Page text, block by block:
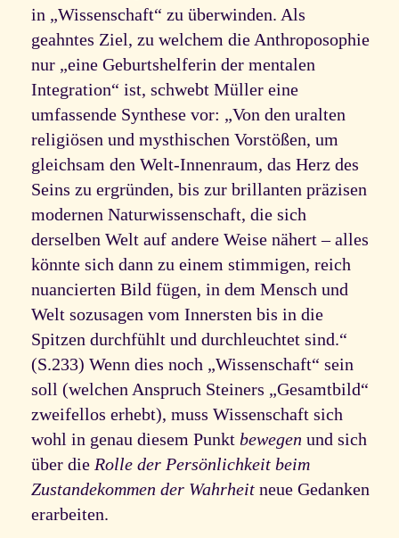
in „Wissenschaft“ zu überwinden. Als
geahntes Ziel, zu welchem die Anthroposophie
nur „eine Geburtshelferin der mentalen
Integration“ ist, schwebt Müller eine
umfassende Synthese vor: „Von den uralten
religiösen und mysthischen Vorstößen, um
gleichsam den Welt-Innenraum, das Herz des
Seins zu ergründen, bis zur brillanten präzisen
modernen Naturwissenschaft, die sich
derselben Welt auf andere Weise nähert – alles
könnte sich dann zu einem stimmigen, reich
nuancierten Bild fügen, in dem Mensch und
Welt sozusagen vom Innersten bis in die
Spitzen durchfühlt und durchleuchtet sind.“
(S.233) Wenn dies noch „Wissenschaft“ sein
soll (welchen Anspruch Steiners „Gesamtbild“
zweifellos erhebt), muss Wissenschaft sich
wohl in genau diesem Punkt bewegen und sich
über die Rolle der Persönlichkeit beim
Zustandekommen der Wahrheitneue Gedanken
erarbeiten.